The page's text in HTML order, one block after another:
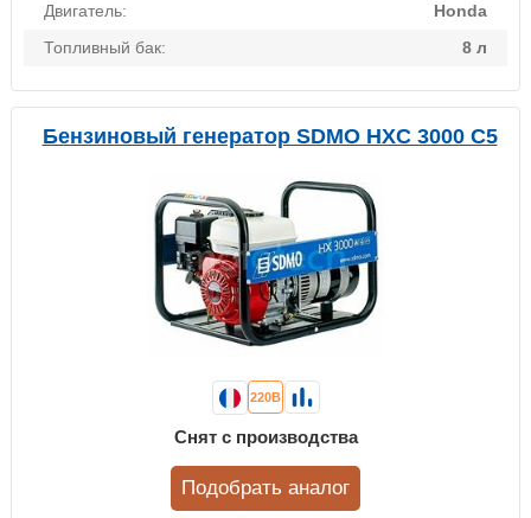
Двигатель:
Honda
Топливный бак:
8 л
Бензиновый генератор SDMO HXC 3000 C5
220В
Снят с производства
Подобрать аналог